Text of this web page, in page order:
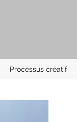
Processus créatif